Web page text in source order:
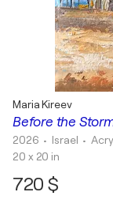
Before the
Maria Kireev
2026 • Israel •
20 x 20 in
720 $